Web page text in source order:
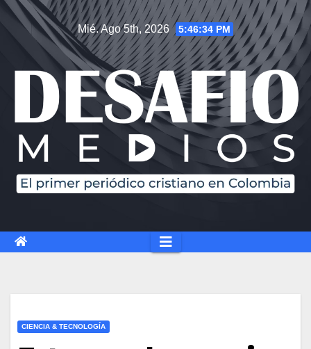
Mié. Ago 5th, 2026 5:46:35 PM
CIENCIA & TECNOLOGÍA